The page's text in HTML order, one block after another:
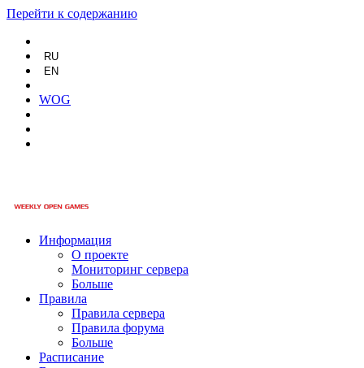
Перейти к содержанию
RU
EN
WOG
Информация
О проекте
Мониторинг сервера
Больше
Правила
Правила сервера
Правила форума
Больше
Расписание